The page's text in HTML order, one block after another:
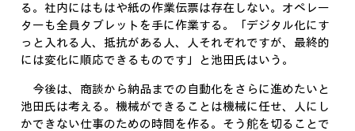
る。社内にはもはや紙の作業伝票は存在しない。オペレー
ターも全員タブレットを手に作業する。「デジタル化にす
っと入れる人、抵抗がある人、人それぞれですが、最終的
には変化に順応できるものです」と池田氏はいう。
今後は、商談から納品までの自動化をさらに進めたいと
池田氏は考える。機械ができることは機械に任せ、人にし
かできない仕事のための時間を作る。そう舵を切ることで